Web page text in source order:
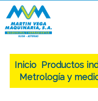
Inicio Productos
Metrología y